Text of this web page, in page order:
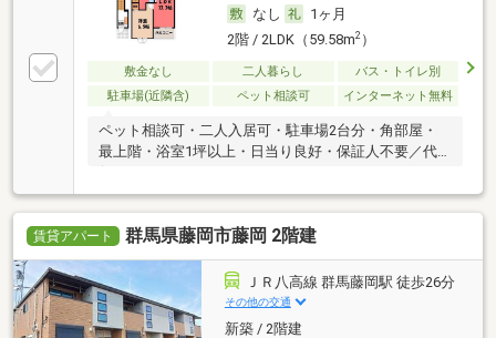
なし
1ヶ月
2階 / 2LDK（59.58m2）
敷金なし 二人暮らし
バス・トイレ別
駐車場(近隣含)
ペット相談可 インターネット無料
ペット相談可・二人入居可・駐車場2台分・角部屋・
最上階・浴室1坪以上・日当り良好・保証人不要／代
行 ・ルームシェア可
賃貸アパート 群馬県藤岡市藤岡 2階建
ＪＲ八高線 群馬藤岡駅 徒歩26分
その他の交通
新築 / 2階建